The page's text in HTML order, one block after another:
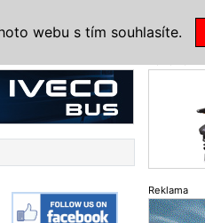
Reklama
webu s tím souhlasíte.